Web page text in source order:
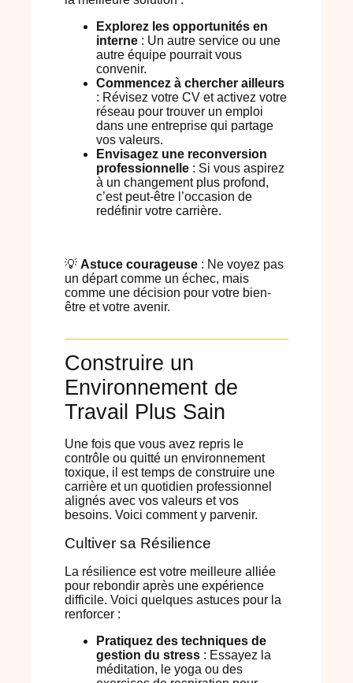
Explorez les opportunités en
interne : Un autre service ou une
autre équipe pourrait vous
convenir.
Commencez à chercher ailleurs
: Révisez votre CV et activez votre
réseau pour trouver un emploi
dans une entreprise qui partage
vos valeurs.
Envisagez une reconversion
professionnelle : Si vous aspirez
à un changement plus profond,
c’est peut-être l’occasion de
redéfinir votre carrière.
💡 Astuce courageuse : Ne voyez pas
un départ comme un échec, mais
comme une décision pour votre bien-
être et votre avenir.
Construire un
Environnement de
Travail Plus Sain
Une fois que vous avez repris le
contrôle ou quitté un environnement
toxique, il est temps de construire une
carrière et un quotidien professionnel
alignés avec vos valeurs et vos
besoins. Voici comment y parvenir.
Cultiver sa Résilience
La résilience est votre meilleure alliée
pour rebondir après une expérience
difficile. Voici quelques astuces pour la
renforcer :
Pratiquez des techniques de
gestion du stress : Essayez la
méditation, le yoga ou des